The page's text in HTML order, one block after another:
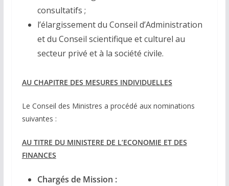
consultatifs ;
l’élargissement du Conseil d’Administration
et du Conseil scientifique et culturel au
secteur privé et à la société civile.
AU CHAPITRE DES MESURES INDIVIDUELLES
Le Conseil des Ministres a procédé aux nominations
suivantes :
AU TITRE DU MINISTERE DE L’ECONOMIE ET DES
FINANCES
Chargés de Mission :